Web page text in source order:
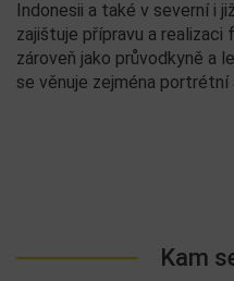
Indonesii a také v severní i
zajištuje přípravu a
zároveň jako průvodkyně a
se věnuje zejména
Kam